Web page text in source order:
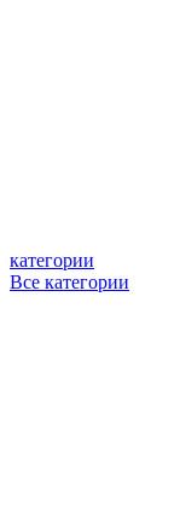
категории
Все категории